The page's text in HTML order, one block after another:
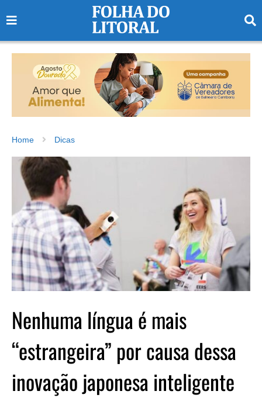
Home Dicas
Nenhuma língua é mais
“estrangeira” por causa dessa
inovação japonesa inteligente